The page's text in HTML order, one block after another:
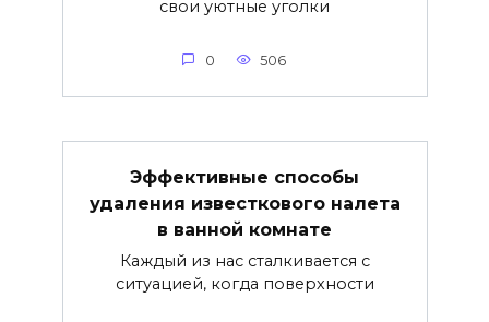
свои уютные уголки
0 506
Эффективные способы
удаления известкового налета
в ванной комнате
Каждый из нас сталкивается с
ситуацией, когда поверхности